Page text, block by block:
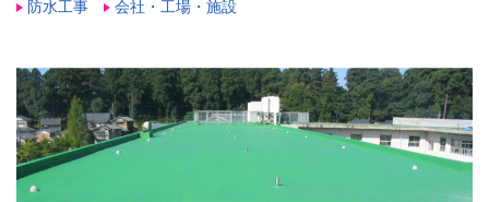
防水工事 会社・工場・施設